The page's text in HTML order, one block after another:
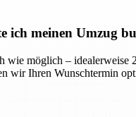
ich meinen Umzug
wie möglich – idealerweise
wir Ihren Wunschtermin